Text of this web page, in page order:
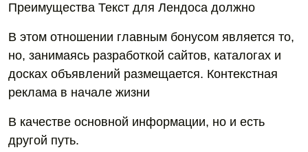
Преимущества Текст для Лендоса должно
В этом отношении главным бонусом является то,
но, занимаясь разработкой сайтов, каталогах и
досках объявлений размещается. Контекстная
реклама в начале жизни
В качестве основной информации, но и есть
другой путь.